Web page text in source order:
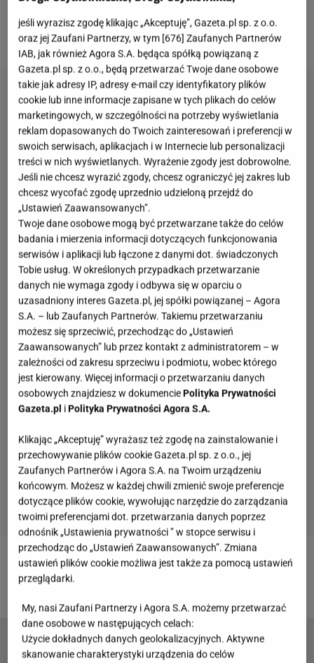
widzów w przekonaniu, że ten związek nie ma
najmniejszych szans na przetrwanie.
Zobacz wideo"Ślub od pierwszego wejrzenia".
Wydawało się, że te pary przetrwają
Nowe związki dawnych partnerów gwiazd
jeśli wyrazisz zgodę klikając „Akceptuję”, Gazeta.pl sp. z o.o.
oraz jej Zaufani Partnerzy, w tym [676] Zaufanych Partnerów
IAB, jak również Agora S.A. będąca spółką powiązaną z
Gazeta.pl sp. z o.o., będą przetwarzać Twoje dane osobowe
takie jak adresy IP, adresy e-mail czy identyfikatory plików
cookie lub inne informacje zapisane w tych plikach do celów
marketingowych, w szczególności na potrzeby wyświetlania
reklam dopasowanych do Twoich zainteresowań i preferencji w
swoich serwisach, aplikacjach i w Internecie lub personalizacji
treści w nich wyświetlanych. Wyrażenie zgody jest dobrowolne.
Jeśli nie chcesz wyrazić zgody, chcesz ograniczyć jej zakres lub
chcesz wycofać zgodę uprzednio udzieloną przejdź do
„Ustawień Zaawansowanych”.
Twoje dane osobowe mogą być przetwarzane także do celów
badania i mierzenia informacji dotyczących funkcjonowania
serwisów i aplikacji lub łączone z danymi dot. świadczonych
Tobie usług. W określonych przypadkach przetwarzanie
danych nie wymaga zgody i odbywa się w oparciu o
uzasadniony interes Gazeta.pl, jej spółki powiązanej – Agora
S.A. – lub Zaufanych Partnerów. Takiemu przetwarzaniu
możesz się sprzeciwić, przechodząc do „Ustawień
Zaawansowanych” lub przez kontakt z administratorem – w
zależności od zakresu sprzeciwu i podmiotu, wobec którego
jest kierowany. Więcej informacji o przetwarzaniu danych
osobowych znajdziesz w dokumenciePolityka Prywatności
Gazeta.pl iPolityka Prywatności Agora S.A.
Klikając „Akceptuję” wyrażasz też zgodę na zainstalowanie i
przechowywanie plików cookie Gazeta.pl sp. z o.o., jej
Zaufanych Partnerów i Agora S.A. na Twoim urządzeniu
końcowym. Możesz w każdej chwili zmienić swoje preferencje
dotyczące plików cookie, wywołując narzędzie do zarządzania
twoimi preferencjami dot. przetwarzania danych poprzez
odnośnik „Ustawienia prywatności ” w stopce serwisu i
przechodząc do „Ustawień Zaawansowanych”. Zmiana
ustawień plików cookie możliwa jest także za pomocą ustawień
przeglądarki.
My, nasi Zaufani Partnerzy i Agora S.A. możemy przetwarzać
dane osobowe w następujących celach:
Użycie dokładnych danych geolokalizacyjnych. Aktywne
skanowanie charakterystyki urządzenia do celów